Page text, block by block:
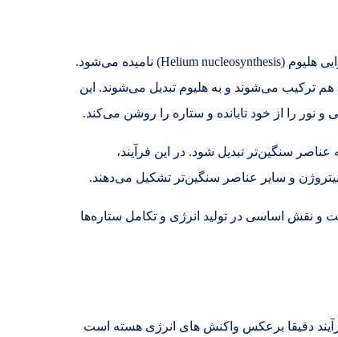
فرآیند اصلی تولید انرژی در ستاره‌ها، فرآیند هسته‌ای هلیوم یا هسته‌زایی هلیوم (Helium nucleosynthesis) نامیده می‌شود.
هم ترکیب می‌شوند و به هلیوم تبدیل می‌شوند. این
نور را از خود تابانده و ستاره را روشن می‌کند.
سنگین‌تر تبدیل شود. در این فرآیند،
و سایر عناصر سنگین‌تر تشکیل می‌دهند.
و نقش اساسی در تولید انرژی و تکامل ستاره‌ها
دقیقا برعکس واکنش های انرژی هسته است